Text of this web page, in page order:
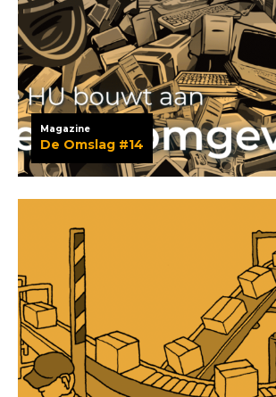
Magazine
De Omslag #14